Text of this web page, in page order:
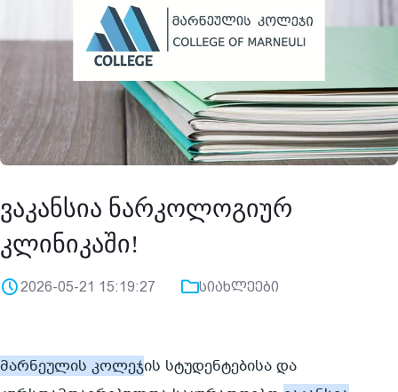
ვაკანსია ნარკოლოგიურ
კლინიკაში!
2026-05-21 15:19:27 სიახლეები
მარნეულის კოლეჯის სტუდენტებისა და